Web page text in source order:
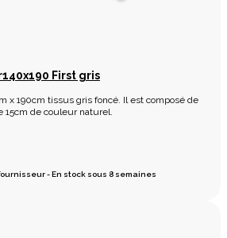
First gris
tissus gris foncé. Il est composé de
15cm de couleur naturel.
- En stock sous 8 semaines